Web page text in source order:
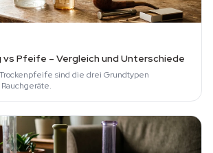
vs Pfeife – Vergleich und Unterschiede
sind die drei Grundtypen